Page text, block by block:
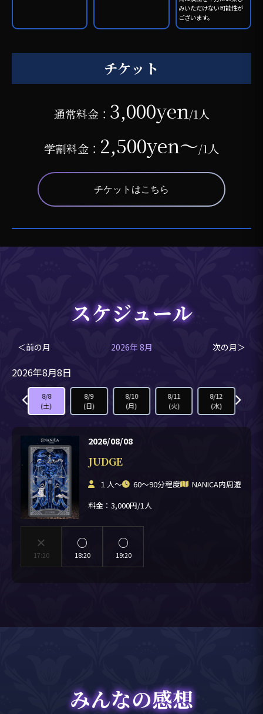
みいただけない可能性が
ございます。
チケット
通常料金： 3,000yen/1人
学割料金： 2,500yen～/1人
チケットはこちら
スケジュール
＜前の月 2026年 8月 次の月＞
2026年8月8日
8/8
(土)
8/9
(日)
8/10
(月)
8/11
(火)
8/12
(水)
2026/08/08
JUDGE
１人〜 60〜90分程度
NANICA内周遊
料金：3,000円/1人
×
17:20
○
18:20
○
19:20
みんなの感想